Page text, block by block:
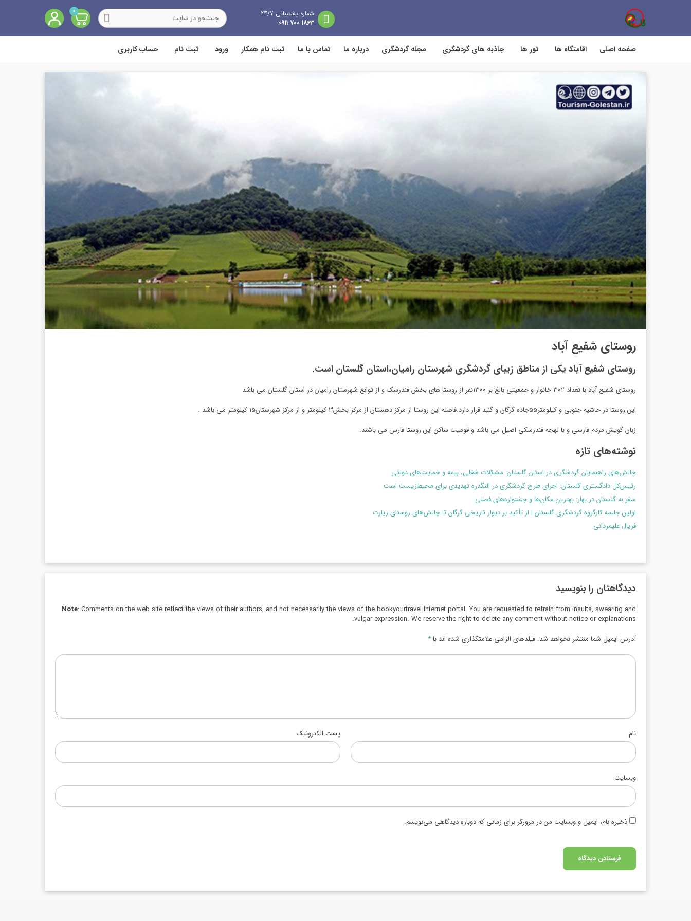
شماره پشتیبانی 24/7
1863 700 0911
0
صفحه اصلی اقامتگاه ها تور ها جاذبه های گردشگری مجله گردشگری درباره ما تماس با ما ثبت نام همکار ورود ثبت نام حساب کاربری
روستای شفیع آباد
روستای شفیع آباد یکی از مناطق زیبای گردشگری شهرستان رامیان،استان گلستان است.
روستای شفیع آباد با تعداد 302 خانوار و جمعیتی بالغ بر 1300نفر از روستا های بخش فندرسک و از توابع شهرستان رامیان در استان گلستان می باشد
این روستا در حاشیه جنوبی و کیلومتر55جاده گرگان و گنبد قرار دارد.فاصله این روستا از مرکز دهستان از مرکز بخش3 کیلومتر و از مرکز شهرستان15 کیلومتر می باشد .
زبان گویش مردم فارسی و با لهجه فندرسکی اصیل می باشد و قومیت ساکن این روستا فارس می باشند.
نوشته‌های تازه
چالش‌های راهنمایان گردشگری در استان گلستان: مشکلات شغلی، بیمه و حمایت‌های دولتی
رئیس‌کل دادگستری گلستان: اجرای طرح گردشگری در النگدره تهدیدی برای محیط‌زیست است
سفر به گلستان در بهار: بهترین مکان‌ها و جشنواره‌های فصلی
اولین جلسه کارگروه گردشگری گلستان | از تأکید بر دیوار تاریخی گرگان تا چالش‌های روستای زیارت
فریال علیمردانی
دیدگاهتان را بنویسید
Note:Comments on the web site reflect the views of their authors, and not necessarily the views of the bookyourtravel internet portal. You are requested to refrain from insults, swearing and
vulgar expression. We reserve the right to delete any comment without notice or explanations.
آدرس ایمیل شما منتشر نخواهد شد. فیلدهای الزامی علامتگذاری شده اند با*
نام پست الکترونیک
وبسایت
ذخیره نام، ایمیل و وبسایت من در مرورگر برای زمانی که دوباره دیدگاهی می‌نویسم.